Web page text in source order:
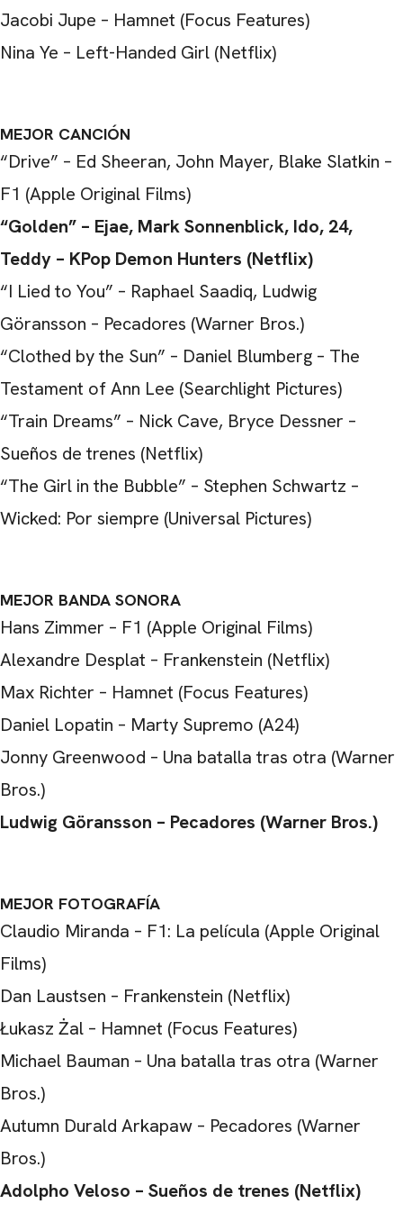
Jacobi Jupe – Hamnet (Focus Features)
Nina Ye – Left-Handed Girl (Netflix)
MEJOR CANCIÓN
“Drive” – Ed Sheeran, John Mayer, Blake Slatkin –
F1 (Apple Original Films)
“Golden” – Ejae, Mark Sonnenblick, Ido, 24,
Teddy – KPop Demon Hunters (Netflix)
“I Lied to You” – Raphael Saadiq, Ludwig
Göransson – Pecadores (Warner Bros.)
“Clothed by the Sun” – Daniel Blumberg – The
Testament of Ann Lee (Searchlight Pictures)
“Train Dreams” – Nick Cave, Bryce Dessner –
Sueños de trenes (Netflix)
“The Girl in the Bubble” – Stephen Schwartz –
Wicked: Por siempre (Universal Pictures)
MEJOR BANDA SONORA
Hans Zimmer – F1 (Apple Original Films)
Alexandre Desplat – Frankenstein (Netflix)
Max Richter – Hamnet (Focus Features)
Daniel Lopatin – Marty Supremo (A24)
Jonny Greenwood – Una batalla tras otra (Warner
Bros.)
Ludwig Göransson – Pecadores (Warner Bros.)
MEJOR FOTOGRAFÍA
Claudio Miranda – F1: La película (Apple Original
Films)
Dan Laustsen – Frankenstein (Netflix)
Łukasz Żal – Hamnet (Focus Features)
Michael Bauman – Una batalla tras otra (Warner
Bros.)
Autumn Durald Arkapaw – Pecadores (Warner
Bros.)
Adolpho Veloso – Sueños de trenes (Netflix)